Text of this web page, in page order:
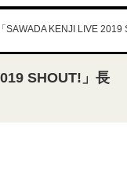
KENJI LIVE 2019
SHOUT!」長